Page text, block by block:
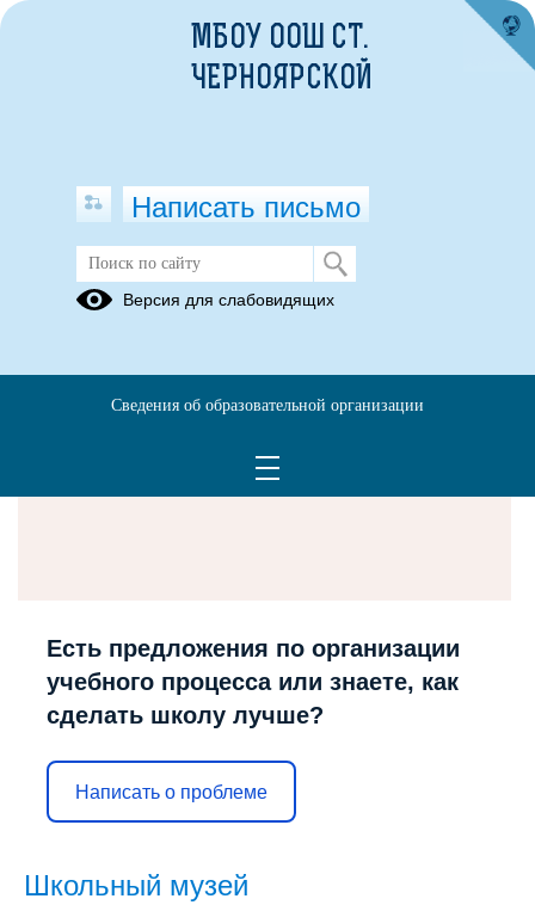
Есть предложения по организации
учебного процесса или знаете, как
сделать школу лучше?
Написать о проблеме
Школьный музей
МБОУ ООШ СТ.
ЧЕРНОЯРСКОЙ
Написать письмо
Версия для слабовидящих
Сведения об образовательной организации